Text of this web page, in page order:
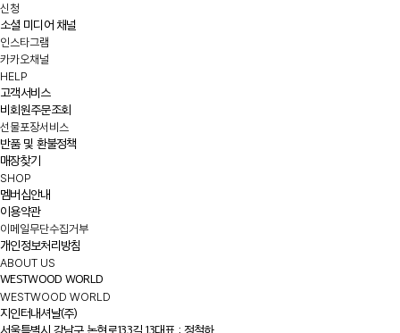
신청
소셜 미디어 채널
인스타그램
카카오채널
HELP
고객서비스
비회원주문조회
선물포장서비스
반품 및 환불정책
매장찾기
SHOP
멤버십안내
이용약관
이메일무단수집거부
개인정보처리방침
ABOUT US
WESTWOOD WORLD
WESTWOOD WORLD
지인터내셔날(주)
서울특별시 강남구 논현로133길 13대표 : 정철하